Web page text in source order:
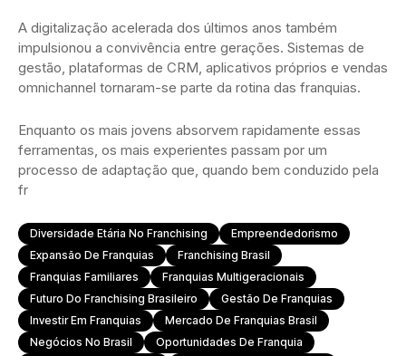
A digitalização acelerada dos últimos anos também
impulsionou a convivência entre gerações. Sistemas de
gestão, plataformas de CRM, aplicativos próprios e vendas
omnichannel tornaram-se parte da rotina das franquias.
Enquanto os mais jovens absorvem rapidamente essas
ferramentas, os mais experientes passam por um
processo de adaptação que, quando bem conduzido pela
fr
Diversidade Etária No Franchising
Empreendedorismo
Expansão De Franquias
Franchising Brasil
Franquias Familiares
Franquias Multigeracionais
Futuro Do Franchising Brasileiro
Gestão De Franquias
Investir Em Franquias
Mercado De Franquias Brasil
Negócios No Brasil
Oportunidades De Franquia